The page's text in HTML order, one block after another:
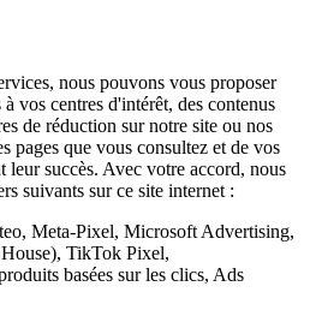
nous pouvons vous proposer
vos centres d'intérêt, des contenus
de réduction sur notre site ou nos
pages que vous consultez et de vos
leur succès. Avec votre accord, nous
suivants sur ce site internet :
Meta-Pixel, Microsoft Advertising,
TikTok Pixel,
basées sur les clics, Ads